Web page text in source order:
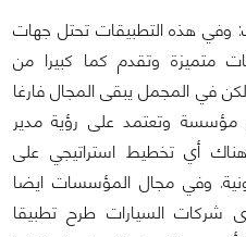
وفي هذه التطبيقات تحتل جهات
متميزة وتقدم كما كبيرا من
في المجمل يبقى المجال فارغا
وتعتمد على رؤية مدير
أي تخطيط استراتيجي على
وفي مجال المؤسسات ايضا
شركات السيارات طرح تطبيقا